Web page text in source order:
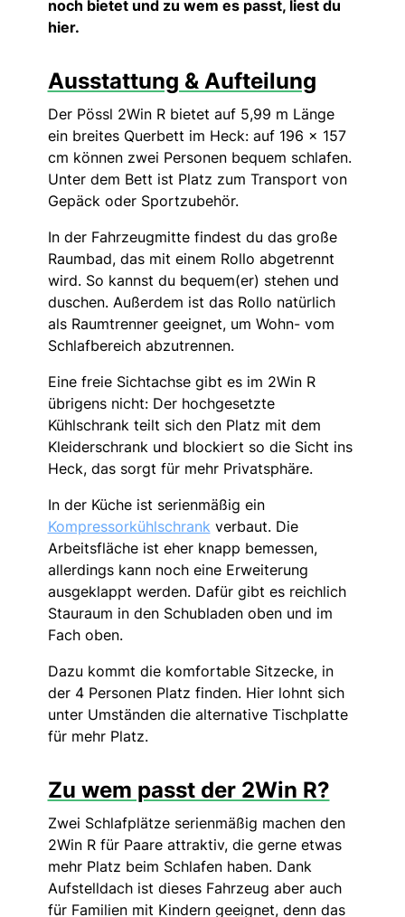
noch bietet und zu wem es passt, liest du
hier.
Ausstattung & Aufteilung
Der Pössl 2Win R bietet auf 5,99 m Länge
ein breites Querbett im Heck: auf 196 x 157
cm können zwei Personen bequem schlafen.
Unter dem Bett ist Platz zum Transport von
Gepäck oder Sportzubehör.
In der Fahrzeugmitte findest du das große
Raumbad, das mit einem Rollo abgetrennt
wird. So kannst du bequem(er) stehen und
duschen. Außerdem ist das Rollo natürlich
als Raumtrenner geeignet, um Wohn- vom
Schlafbereich abzutrennen.
Eine freie Sichtachse gibt es im 2Win R
übrigens nicht: Der hochgesetzte
Kühlschrank teilt sich den Platz mit dem
Kleiderschrank und blockiert so die Sicht ins
Heck, das sorgt für mehr Privatsphäre.
In der Küche ist serienmäßig ein
Kompressorkühlschrank verbaut. Die
Arbeitsfläche ist eher knapp bemessen,
allerdings kann noch eine Erweiterung
ausgeklappt werden. Dafür gibt es reichlich
Stauraum in den Schubladen oben und im
Fach oben.
Dazu kommt die komfortable Sitzecke, in
der 4 Personen Platz finden. Hier lohnt sich
unter Umständen die alternative Tischplatte
für mehr Platz.
Zu wem passt der 2Win R?
Zwei Schlafplätze serienmäßig machen den
2Win R für Paare attraktiv, die gerne etwas
mehr Platz beim Schlafen haben. Dank
Aufstelldach ist dieses Fahrzeug aber auch
für Familien mit Kindern geeignet, denn das